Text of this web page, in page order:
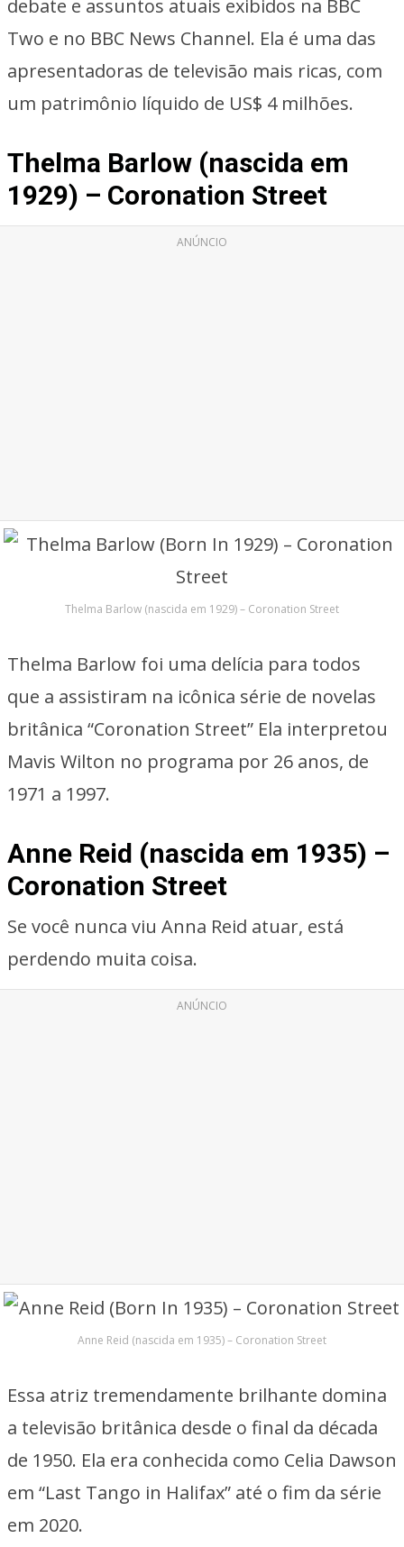
debate e assuntos atuais exibidos na BBC
Two e no BBC News Channel. Ela é uma das
apresentadoras de televisão mais ricas, com
um patrimônio líquido de US$ 4 milhões.
Thelma Barlow (nascida em
1929) – Coronation Street
ANÚNCIO
Thelma Barlow (nascida em 1929) – Coronation Street
Thelma Barlow foi uma delícia para todos
que a assistiram na icônica série de novelas
britânica “Coronation Street” Ela interpretou
Mavis Wilton no programa por 26 anos, de
1971 a 1997.
Anne Reid (nascida em 1935) –
Coronation Street
Se você nunca viu Anna Reid atuar, está
perdendo muita coisa.
ANÚNCIO
Anne Reid (nascida em 1935) – Coronation Street
Essa atriz tremendamente brilhante domina
a televisão britânica desde o final da década
de 1950. Ela era conhecida como Celia Dawson
em “Last Tango in Halifax” até o fim da série
em 2020.